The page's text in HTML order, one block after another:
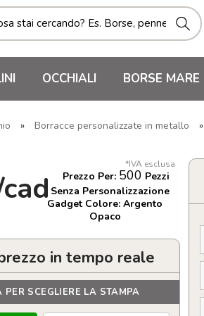
OCCHIALI BORSE MARE
» Borracce personalizzate in metallo »
*IVA esclusa
Prezzo Per: 500 Pezzi
Senza Personalizzazione
Gadget Colore: Argento
Opaco
in tempo reale
PER SCEGLIERE LA STAMPA